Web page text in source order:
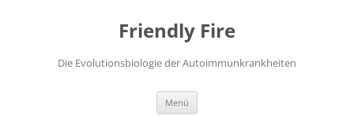
Friendly Fire
Die Evolutionsbiologie der Autoimmunkrankheiten
Menü